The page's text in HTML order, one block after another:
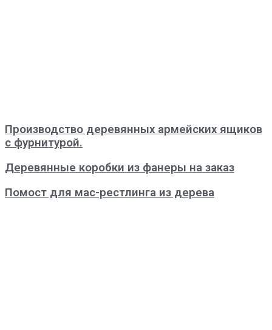
Производство деревянных армейских ящиков
с фурнитурой.
Деревянные коробки из фанеры на заказ
Помост для мас-рестлинга из дерева